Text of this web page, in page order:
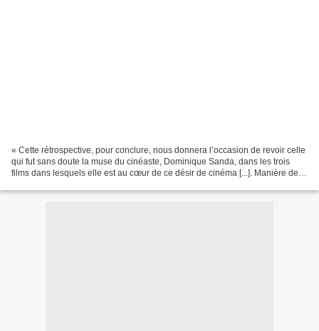
« Cette rétrospective, pour conclure, nous donnera l’occasion de revoir celle
qui fut sans doute la muse du cinéaste, Dominique Sanda, dans les trois
films dans lesquels elle est au cœur de ce désir de cinéma [...]. Manière de